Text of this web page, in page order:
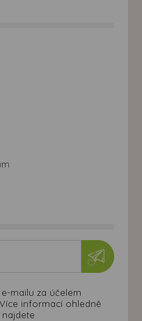
mailu za účelem
informací ohledně